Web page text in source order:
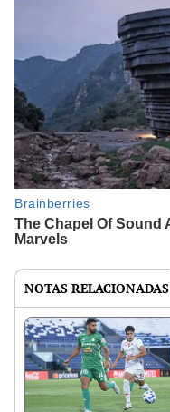
NOTAS RELACIONADAS